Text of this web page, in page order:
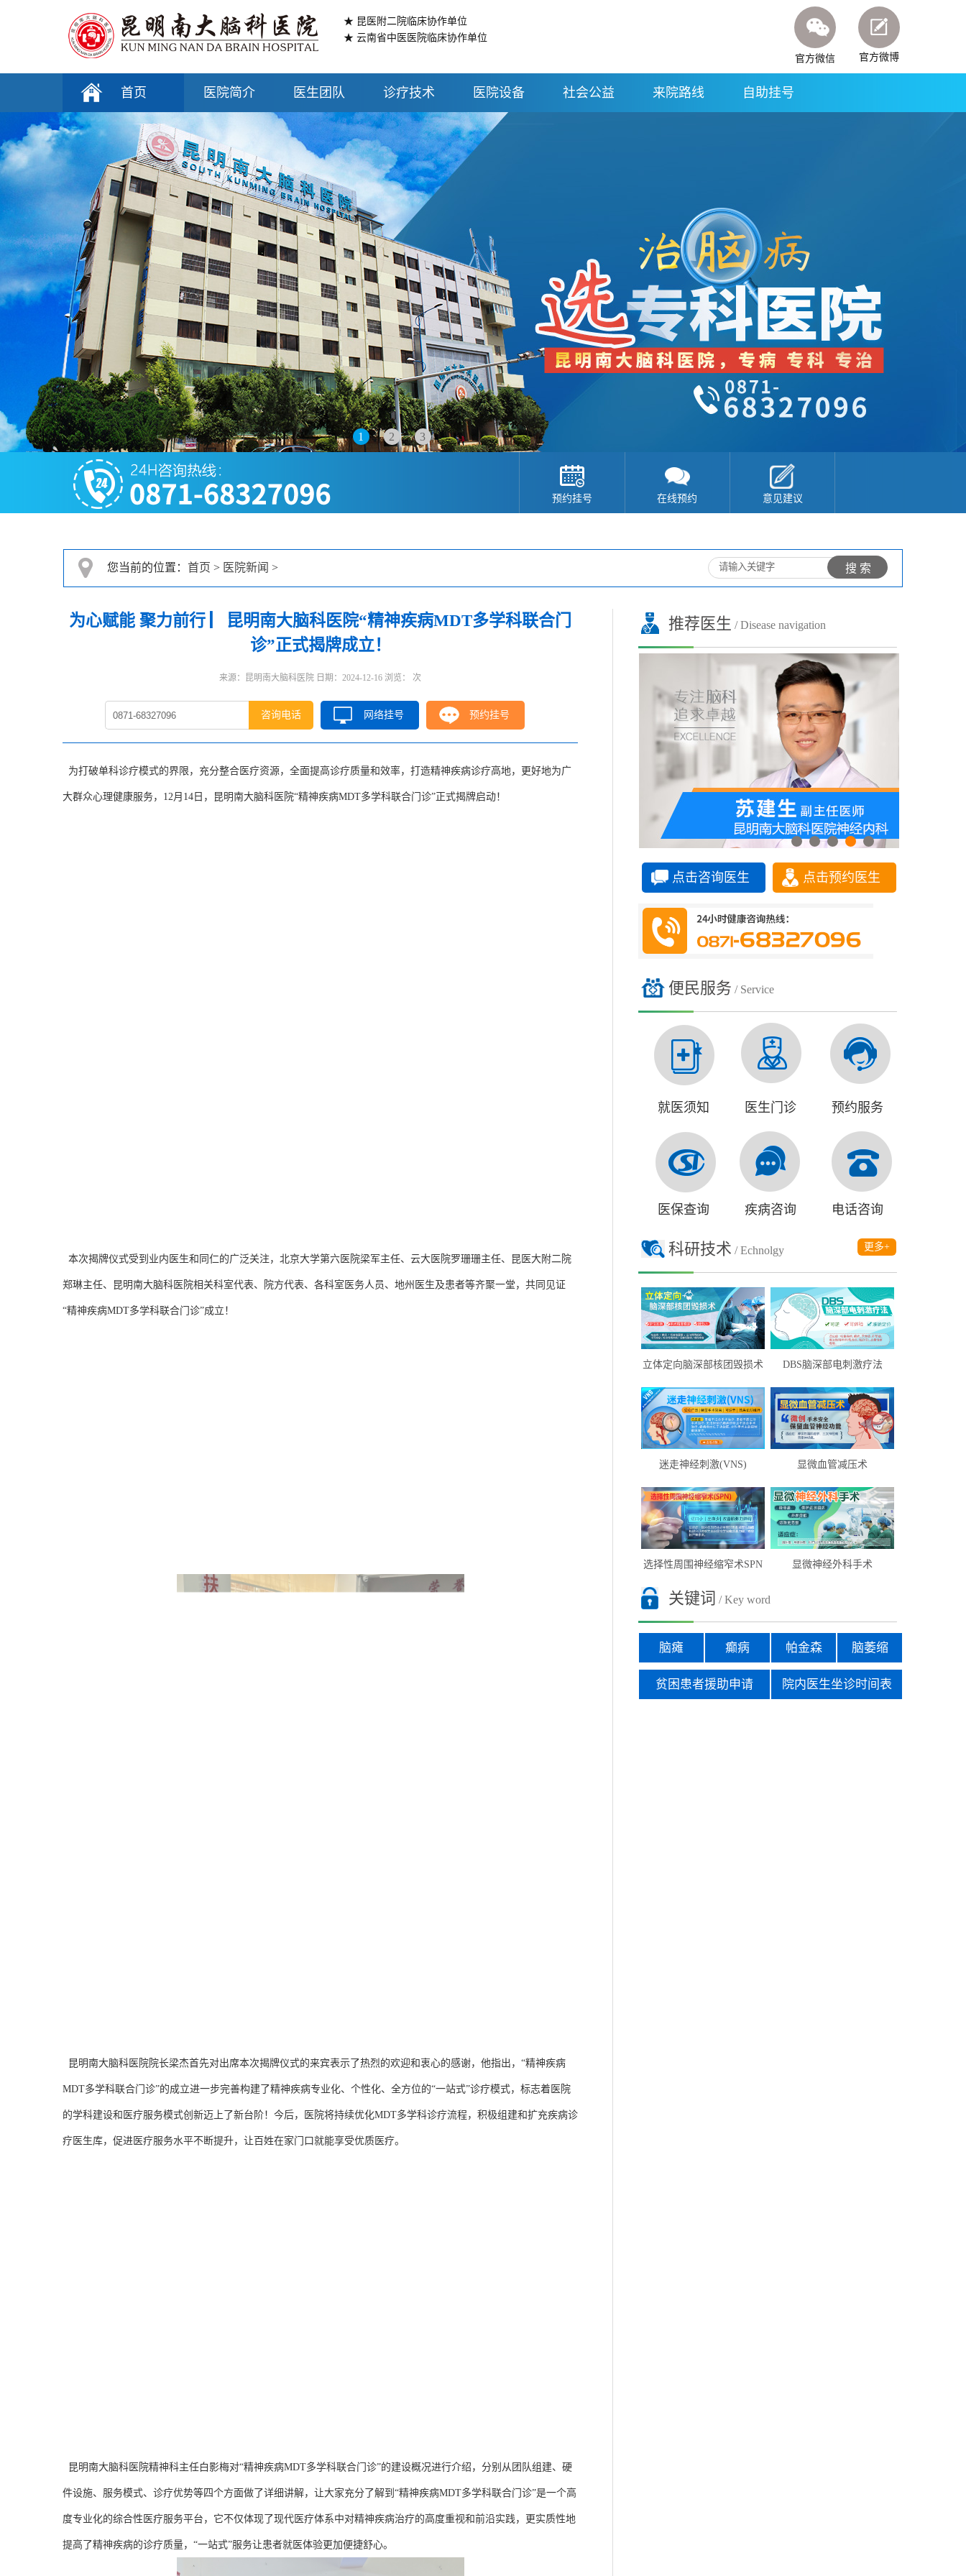
★ 昆医附二院临床协作单位
★ 云南省中医医院临床协作单位
官方微博
官方微信
首页 医院简介 医生团队 诊疗技术 医院设备 社会公益 来院路线 自助挂号
1 2 3
预约挂号 在线预约 意见建议
您当前的位置： 首页 > 医院新闻 >
为心赋能 聚力前行 ▏昆明南大脑科医院“精神疾病MDT多学科联合门
诊”正式揭牌成立！
来源：昆明南大脑科医院 日期：2024-12-16 浏览： 次
咨询电话 网络挂号 预约挂号
为打破单科诊疗模式的界限，充分整合医疗资源，全面提高诊疗质量和效率，打造精神疾病诊疗高地，更好地为广
大群众心理健康服务，12月14日，昆明南大脑科医院“精神疾病MDT多学科联合门诊”正式揭牌启动！
本次揭牌仪式受到业内医生和同仁的广泛关注，北京大学第六医院梁军主任、云大医院罗珊珊主任、昆医大附二院
郑琳主任、昆明南大脑科医院相关科室代表、院方代表、各科室医务人员、地州医生及患者等齐聚一堂，共同见证
“精神疾病MDT多学科联合门诊”成立！
昆明南大脑科医院院长梁杰首先对出席本次揭牌仪式的来宾表示了热烈的欢迎和衷心的感谢，他指出，“精神疾病
MDT多学科联合门诊”的成立进一步完善构建了精神疾病专业化、个性化、全方位的“一站式”诊疗模式，标志着医院
的学科建设和医疗服务模式创新迈上了新台阶！今后，医院将持续优化MDT多学科诊疗流程，积极组建和扩充疾病诊
疗医生库，促进医疗服务水平不断提升，让百姓在家门口就能享受优质医疗。
昆明南大脑科医院精神科主任白影梅对“精神疾病MDT多学科联合门诊”的建设概况进行介绍，分别从团队组建、硬
件设施、服务模式、诊疗优势等四个方面做了详细讲解，让大家充分了解到“精神疾病MDT多学科联合门诊”是一个高
度专业化的综合性医疗服务平台，它不仅体现了现代医疗体系中对精神疾病治疗的高度重视和前沿实践，更实质性地
提高了精神疾病的诊疗质量，“一站式”服务让患者就医体验更加便捷舒心。
推荐医生 / Disease navigation
点击咨询医生 点击预约医生
便民服务 / Service
就医须知 医生门诊 预约服务
医保查询 疾病咨询 电话咨询
科研技术 / Echnolgy 更多+
立体定向脑深部核团毁损术 DBS脑深部电刺激疗法
迷走神经刺激(VNS) 显微血管减压术
选择性周围神经缩窄术SPN 显微神经外科手术
关键词 / Key word
脑瘫 癫病 帕金森 脑萎缩
贫困患者援助申请 院内医生坐诊时间表